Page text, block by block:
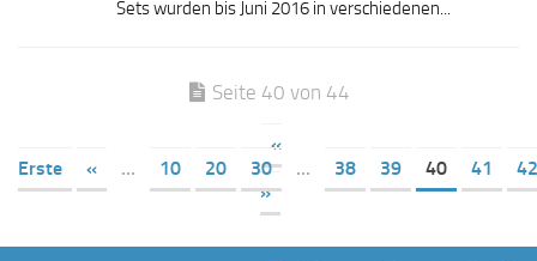
Sets wurden bis Juni 2016 in verschiedenen...
Seite 40 von 44
«
Erste
« ... 10 20 30 ... 38 39 40 41
42
»